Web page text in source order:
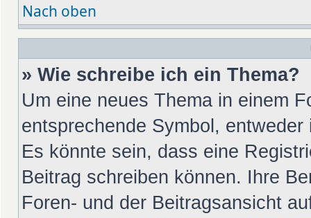
Nach oben
» Wie schreibe ich ein Thema?
Um eine neues Thema in einem
entsprechende Symbol,
Es könnte sein, dass eine
Beitrag schreiben können. Ihre
Foren- und der Beitragsansicht